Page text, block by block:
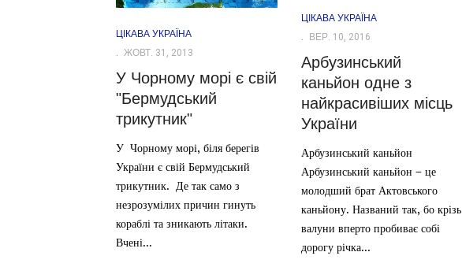
ЦІКАВА УКРАЇНА
ЖОВТ. 31, 2013
У Чорному морі є свій
"Бермудський
трикутник"
У Чорному морі, біля берегів
України є свій Бермудський
трикутник. Де так само з
незрозумілих причин гинуть
кораблі та зникають літаки.
Вчені...
ЦІКАВА УКРАЇНА
ВЕР. 10, 2016
Арбузинський
каньйон одне з
найкрасивіших місць
України
Арбузинський каньйон
Арбузинський каньйон – це
молодший брат Актовського
каньйону. Названий так, бо крізь
валуни вперто пробиває собі
дорогу річка...